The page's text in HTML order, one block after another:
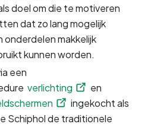
doel om die te motiveren
dat zo lang mogelijk
onderdelen makkelijk
kunnen worden.
een
verlichting
en
ingekocht als
Schiphol de traditionele